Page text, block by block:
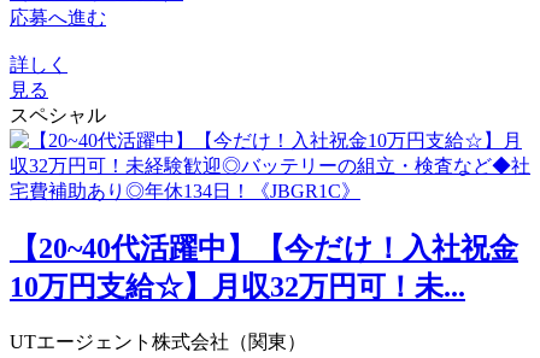
応募へ進む
詳しく
見る
スペシャル
【20~40代活躍中】【今だけ！入社祝金
10万円支給☆】月収32万円可！未...
UTエージェント株式会社（関東）